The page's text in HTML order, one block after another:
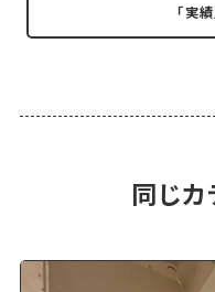
「実
同じ